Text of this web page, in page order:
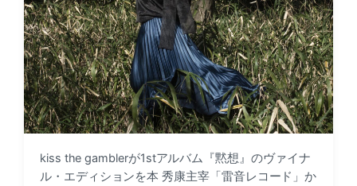
kiss the gamblerが1stアルバム『黙想』のヴァイナ
ル・エディションを本 秀康主宰「雷音レコード」か